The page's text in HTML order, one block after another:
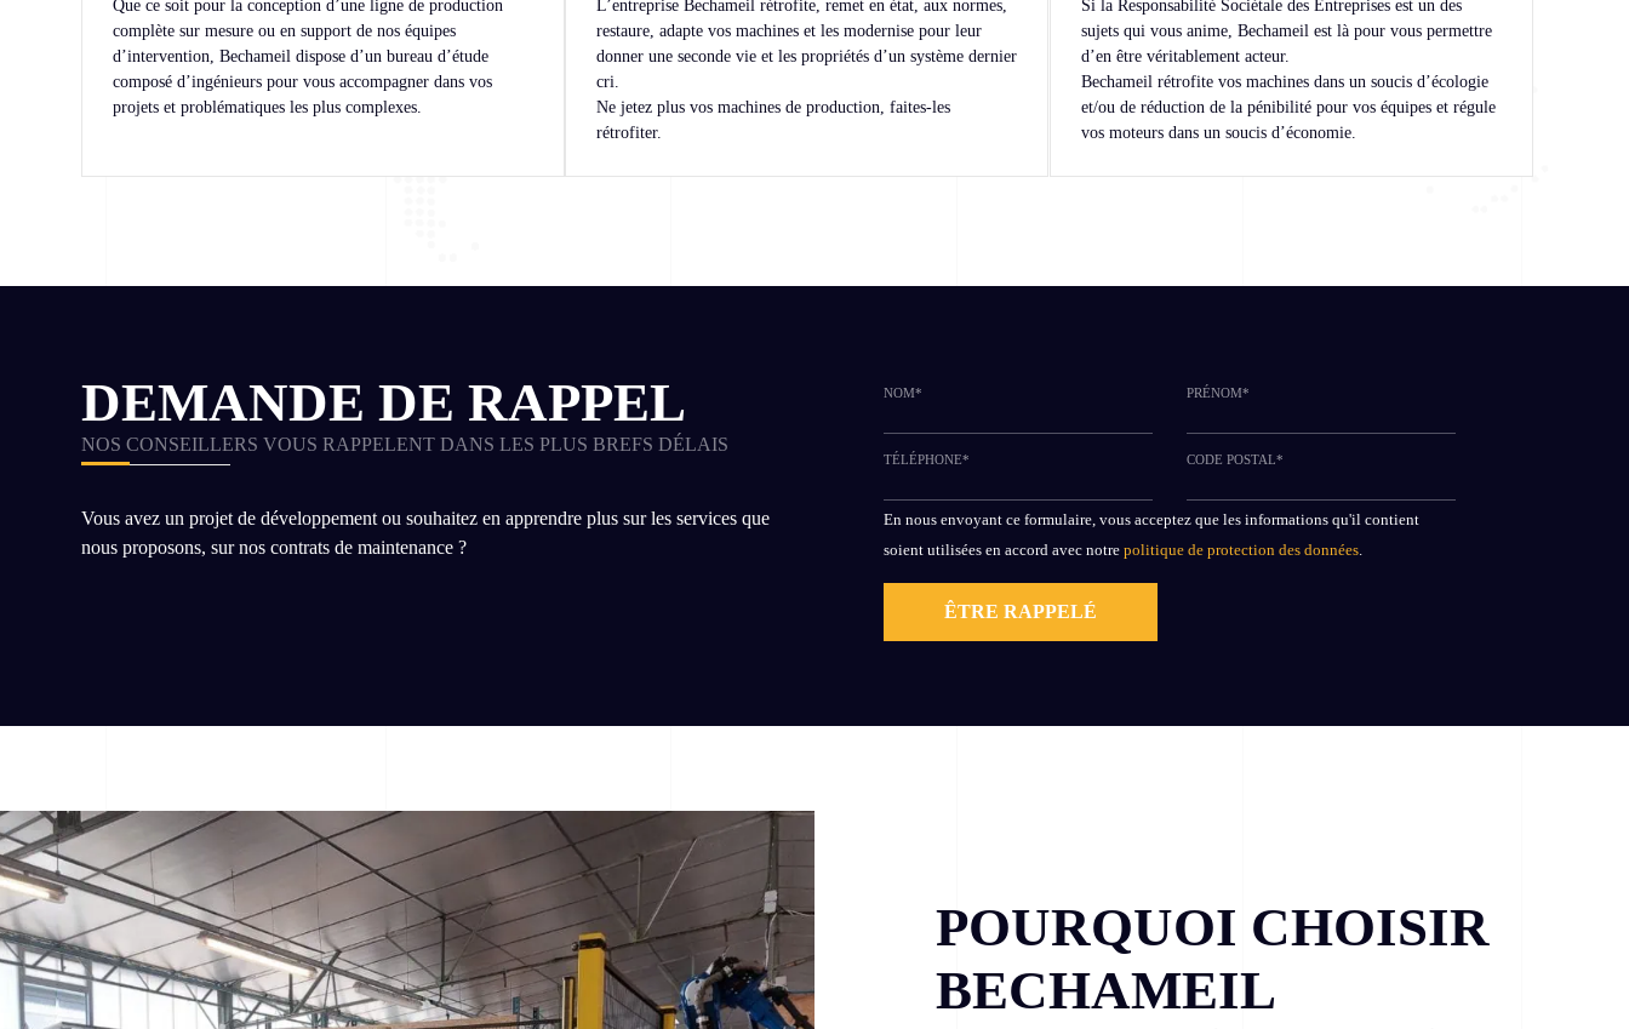
Que ce soit pour la conception d’une ligne de production
complète sur mesure ou en support de nos équipes
d’intervention, Bechameil dispose d’un bureau d’étude
composé d’ingénieurs pour vous accompagner dans vos
projets et problématiques les plus complexes.
L’entreprise Bechameil rétrofite, remet en état, aux normes,
restaure, adapte vos machines et les modernise pour leur
donner une seconde vie et les propriétés d’un système dernier
cri.
Ne jetez plus vos machines de production, faites-les
rétrofiter.
Si la Responsabilité Sociétale des Entreprises est un des
sujets qui vous anime, Bechameil est là pour vous permettre
d’en être véritablement acteur.
Bechameil rétrofite vos machines dans un soucis d’écologie
et/ou de réduction de la pénibilité pour vos équipes et régule
vos moteurs dans un soucis d’économie.
DEMANDE DE RAPPEL
NOS CONSEILLERS VOUS RAPPELENT DANS LES PLUS BREFS DÉLAIS
Vous avez un projet de développement ou souhaitez en apprendre plus sur les services que
nous proposons, sur nos contrats de maintenance ?
NOM* PRÉNOM*
TÉLÉPHONE* CODE POSTAL*
En nous envoyant ce formulaire, vous acceptez que les informations qu'il contient
soient utilisées en accord avec notrepolitique de protection des données.
ALTERNATIVE:
POURQUOI CHOISIR
BECHAMEIL